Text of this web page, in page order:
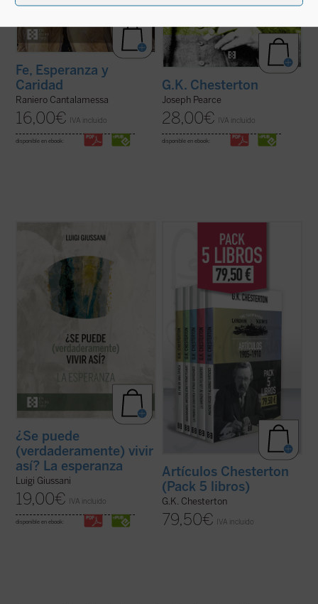
Fe, Esperanza y
Caridad
Raniero Cantalamessa
16,00€ IVA incluido
disponible en ebook:
G.K. Chesterton
Joseph Pearce
28,00€ IVA incluido
disponible en ebook:
Giussani, que la esperanza es una palabra
rica apertura a la realidad, el más rico
descubrimiento en la realidad, la mayor
exaltación de la realidad que el hombre ...
¿Se puede
(verdaderamente) vivir
así? La esperanza
Luigi Giussani
19,00€ IVA incluido
disponible en ebook:
G.K. Chesterton fue uno de los escritores
más importantes del siglo XX. Publicó una
extensa colección de libros, ensayos y
artículos, poemas, obras de teatro, novelas
y cuentos que incluyen su famosa serie
sobre el padre Brown. Se consideraba, ...
Artículos Chesterton
(Pack 5 libros)
G.K. Chesterton
79,50€ IVA incluido